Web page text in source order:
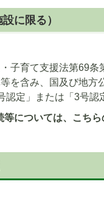
に限る）
子育て支援法第69条
を含み、国及び地方
定」または「3号認
については、こち